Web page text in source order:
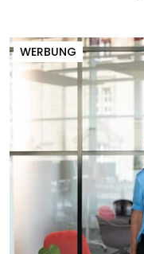
WERBUNG